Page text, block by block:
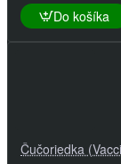
Do košíka
Čučoriedka